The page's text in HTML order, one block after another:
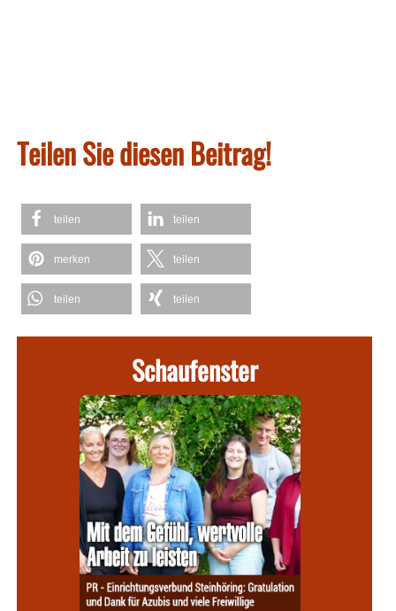
Teilen Sie diesen Beitrag!
teilen teilen
merken teilen
teilen teilen
Schaufenster